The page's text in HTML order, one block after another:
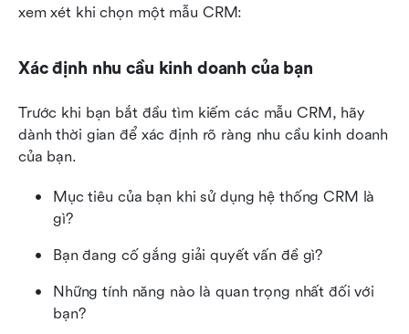
xem xét khi chọn một mẫu CRM:
Xác định nhu cầu kinh doanh của bạn
Trước khi bạn bắt đầu tìm kiếm các mẫu CRM, hãy
dành thời gian để xác định rõ ràng nhu cầu kinh doanh
của bạn.
Mục tiêu của bạn khi sử dụng hệ thống CRM là
gì?
Bạn đang cố gắng giải quyết vấn đề gì?
Những tính năng nào là quan trọng nhất đối với
bạn?